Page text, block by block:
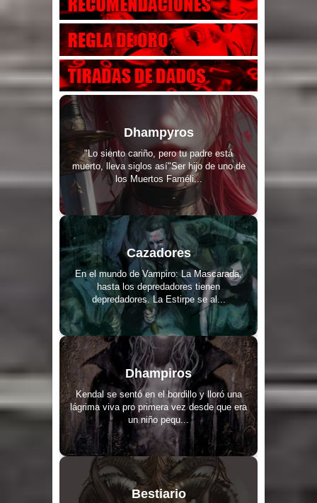
Dhampyros
"Lo siento cariño, pero tu padre está
muerto, lleva siglos así"Ser hijo de uno de
los Muertos Faméli...
Cazadores
En el mundo de Vampiro: La Mascarada,
hasta los depredadores tienen
depredadores. La Estirpe se al...
Dhampiros
Kendal se sentó en el bordillo y lloró una
lágrima viva pro primera vez desde que era
un niño pequ...
Bestiario